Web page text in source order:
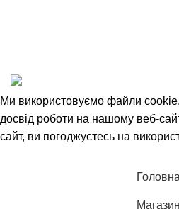
Ми використовуємо файли
досвід роботи на нашому веб-
сайт, ви погоджуєтесь на
Головна
Магазин